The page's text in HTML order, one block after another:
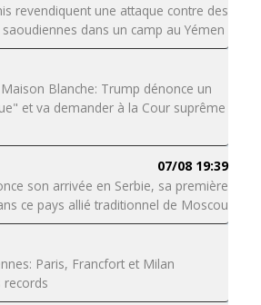
revendiquent une attaque contre des
dans un camp au Yémen
Blanche: Trump dénonce un
et va demander à la Cour suprême
07/08 19:39
son arrivée en Serbie, sa première
ce pays allié traditionnel de Moscou
Paris, Francfort et Milan
records